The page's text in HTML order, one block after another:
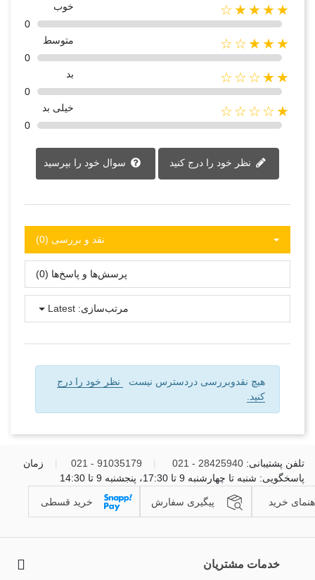
★★★★☆
خوب
0
★★★☆☆
متوسط
0
★★☆☆☆
بد
0
★☆☆☆☆
خیلی بد
0
سوال خود را بپرسید
نقد و بررسی‌‌ (0)
پرسش‌ها و پاسخ‌ها (0)
مرتب‌سازی: Latest
هیچ نقدوبررسی دردسترس نیست
نظر خود را درج
کنید.
تلفن پشتیبانی: 28425940 - 021
91035179 - 021
زمان
پاسخگویی: شنبه تا چهارشنبه 9 تا 17:30، پنجشنبه 9 تا 14:30
خرید پیگیری سفارش خرید قسطی
خدمات مشتریان